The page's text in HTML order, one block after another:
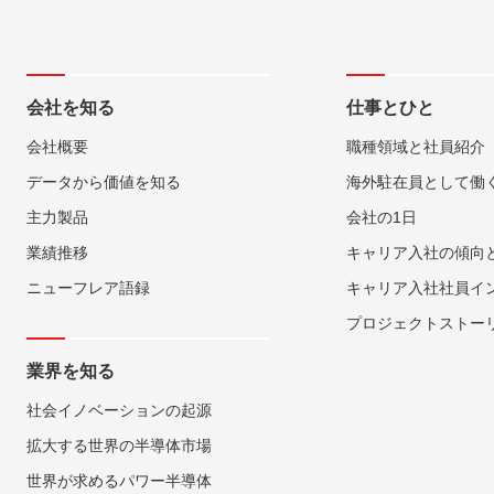
会社を知る
会社概要
データから価値を知る
主力製品
業績推移
ニューフレア語録
仕事とひと
職種領域と社員紹介
海外駐在員として働
会社の1日
キャリア入社の傾向
キャリア入社社員イ
プロジェクトストー
業界を知る
社会イノベーションの起源
拡大する世界の半導体市場
世界が求めるパワー半導体